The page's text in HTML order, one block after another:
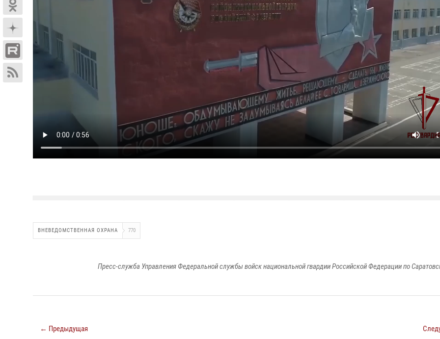
ВНЕВЕДОМСТВЕННАЯ ОХРАНА 770
Пресс-служба Управления Федеральной службы войск национальной гвардии Российской Федерации по
← Предыдущая